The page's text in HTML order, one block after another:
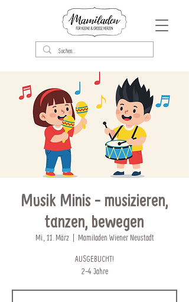
Musik Minis - musizieren,
tanzen, bewegen
Mi., 11. März
  |
Mamiladen Wiener Neustadt
AUSGEBUCHT!
2-4 Jahre